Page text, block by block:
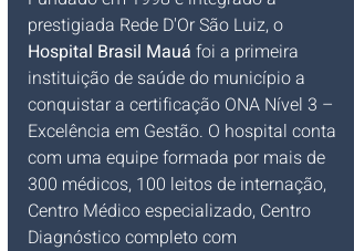
prestigiada Rede D'Or São Luiz, o
Hospital Brasil Mauá foi a primeira
instituição de saúde do município a
conquistar a certificação ONA Nível 3 –
Excelência em Gestão. O hospital conta
com uma equipe formada por mais de
300 médicos, 100 leitos de internação,
Centro Médico especializado, Centro
Diagnóstico completo com